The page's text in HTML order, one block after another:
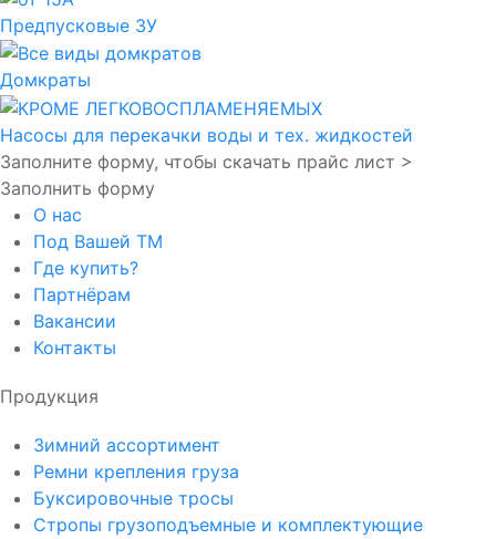
Предпусковые ЗУ
Домкраты
Насосы для перекачки воды и тех. жидкостей
Заполните форму, чтобы скачать прайс лист >
Заполнить форму
О нас
Под Вашей ТМ
Где купить?
Партнёрам
Вакансии
Контакты
Продукция
Зимний ассортимент
Ремни крепления груза
Буксировочные тросы
Стропы грузоподъемные и комплектующие